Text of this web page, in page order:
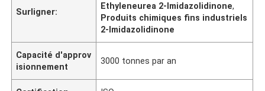
Surligner:
Ethyleneurea 2-Imidazolidinone,
Produits chimiques fins industriels
2-Imidazolidinone
Capacité d'approv
isionnement
3000 tonnes par an